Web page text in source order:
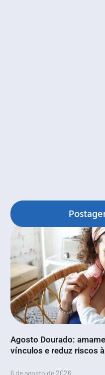
Agosto Dourado:
vínculos e reduz riscos
6 de agosto de 2026